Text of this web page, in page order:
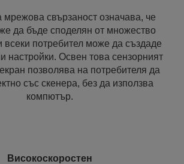
мрежова свързаност означава, че
да бъде споделян от множество
всеки потребител може да създаде
настройки. Освен това сензорният
позволява на потребителя да
със скенера, без да използва
компютър.
Високоскоростен